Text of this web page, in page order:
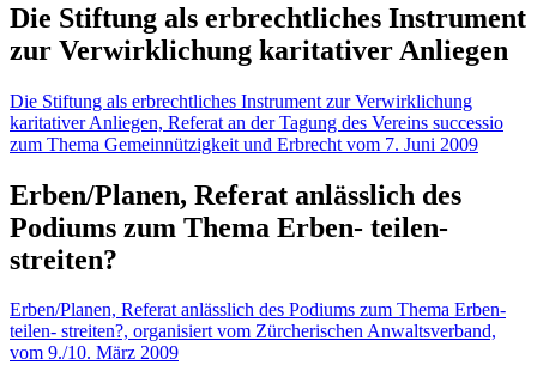
Die Stiftung als erbrechtliches Instrument
zur Verwirklichung karitativer Anliegen
Die Stiftung als erbrechtliches Instrument zur Verwirklichung
karitativer Anliegen, Referat an der Tagung des Vereins successio
zum Thema Gemeinnützigkeit und Erbrecht vom 7. Juni 2009
Erben/Planen, Referat anlässlich des
Podiums zum Thema Erben- teilen-
streiten?
Erben/Planen, Referat anlässlich des Podiums zum Thema Erben-
teilen- streiten?, organisiert vom Zürcherischen Anwaltsverband,
vom 9./10. März 2009